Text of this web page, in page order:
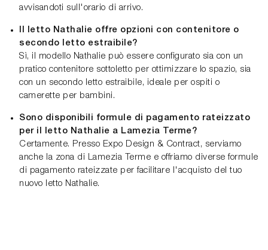
avvisandoti sull'orario di arrivo.
Il letto Nathalie offre opzioni con contenitore o
secondo letto estraibile?
Sì, il modello Nathalie può essere configurato sia con un
pratico contenitore sottoletto per ottimizzare lo spazio, sia
con un secondo letto estraibile, ideale per ospiti o
camerette per bambini.
Sono disponibili formule di pagamento rateizzato
per il letto Nathalie a Lamezia Terme?
Certamente. Presso Expo Design & Contract, serviamo
anche la zona di Lamezia Terme e offriamo diverse formule
di pagamento rateizzate per facilitare l'acquisto del tuo
nuovo letto Nathalie.